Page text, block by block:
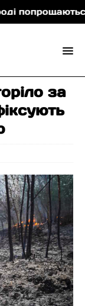
попрощаються
за